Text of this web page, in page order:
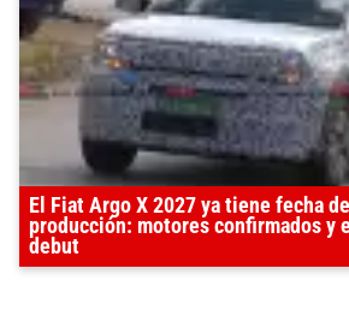
El Fiat Argo X 2027 ya tiene fecha
producción: motores confirmados y
debut